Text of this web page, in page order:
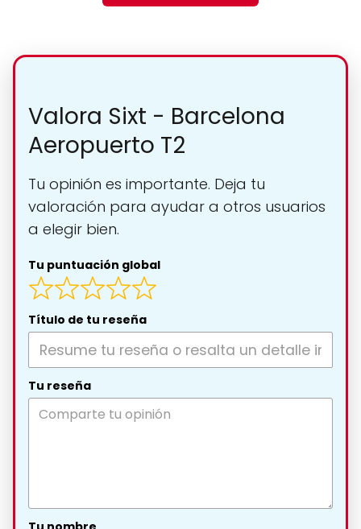
Valora Sixt - Barcelona
Aeropuerto T2
Tu opinión es importante. Deja tu
valoración para ayudar a otros usuarios
a elegir bien.
Tu puntuación global
Título de tu reseña
Tu reseña